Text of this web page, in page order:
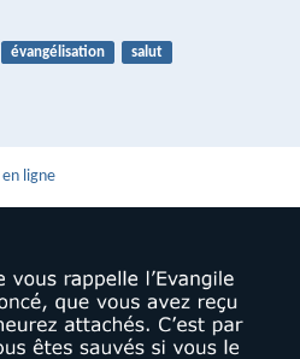
évangélisation salut
en ligne